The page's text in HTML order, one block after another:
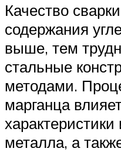
Качество
содержания
выше, тем
стальные
методами.
марганца
характеристики
металла, а